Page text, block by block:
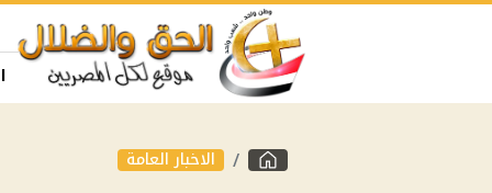
الاخبار العامة